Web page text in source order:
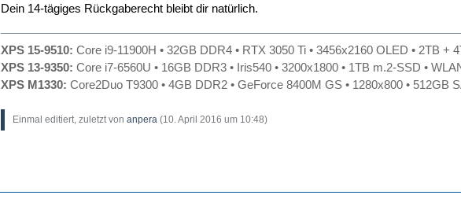
Dein 14-tägiges Rückgaberecht bleibt dir natürlich.
XPS 15-9510: Core i9-11900H • 32GB DDR4 • RTX 3050 Ti • 3456x2160 OLED • 2TB +
XPS 13-9350: Core i7-6560U • 16GB DDR3 • Iris540 • 3200x1800 • 1TB m.2-SSD •
XPS M1330: Core2Duo T9300 • 4GB DDR2 • GeForce 8400M GS • 1280x800 • 512GB
Einmal editiert, zuletzt von anpera (10. April 2016 um 10:48)